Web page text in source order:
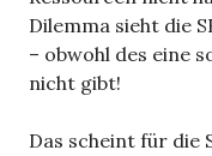
Dilemma sieht die
– obwohl des eine
nicht gibt!
Das scheint für die